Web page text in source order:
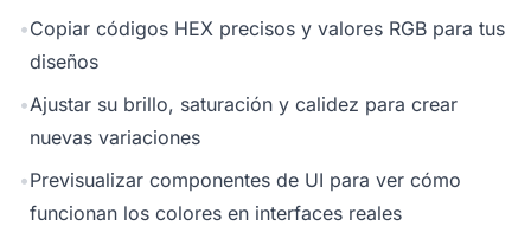
•Copiar códigos HEX precisos y valores RGB para tus
diseños
•Ajustar su brillo, saturación y calidez para crear
nuevas variaciones
•Previsualizar componentes de UI para ver cómo
funcionan los colores en interfaces reales